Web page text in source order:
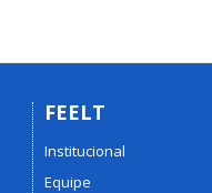
FEELT
Institucional
Equipe